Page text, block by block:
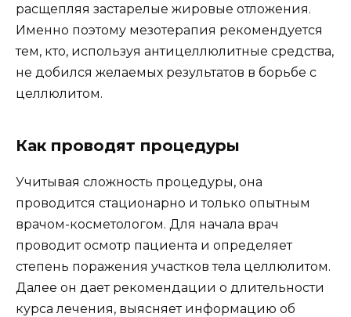
расщепляя застарелые жировые отложения.
Именно поэтому мезотерапия рекомендуется
тем, кто, используя антицеллюлитные средства,
не добился желаемых результатов в борьбе с
целлюлитом.
Как проводят процедуры
Учитывая сложность процедуры, она
проводится стационарно и только опытным
врачом-косметологом. Для начала врач
проводит осмотр пациента и определяет
степень поражения участков тела целлюлитом.
Далее он дает рекомендации о длительности
курса лечения, выясняет информацию об